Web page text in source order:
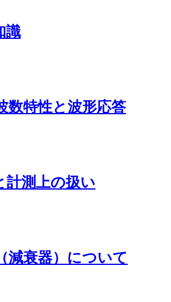
識
数特性と波形応答
計測上の扱い
減衰器）について